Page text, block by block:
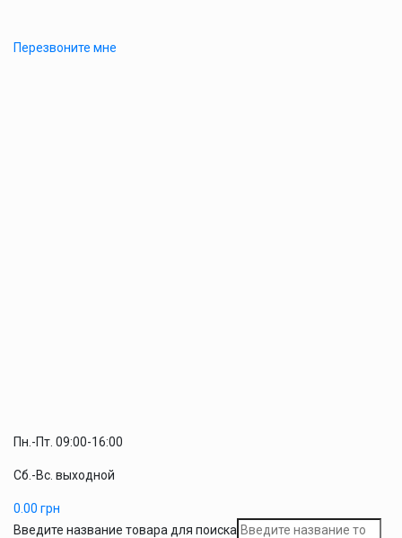
Перезвоните мне
Пн.-Пт. 09:00-16:00
Сб.-Вс. выходной
0.00 грн
Введите название товара для поиска